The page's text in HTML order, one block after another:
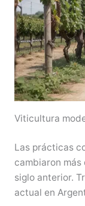
Viticultura
Las prácticas
cambiaron más
siglo anterior.
actual en